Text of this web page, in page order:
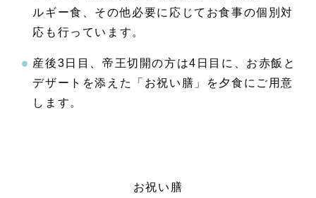
ルギー食、その他必要に応じてお食事の個別対
応も行っています。
産後3日目、帝王切開の方は4日目に、お赤飯と
デザートを添えた「お祝い膳」を夕食にご用意
します。
お祝い膳